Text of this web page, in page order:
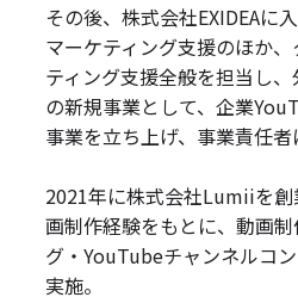
その後、株式会社EXIDEAに
マーケティング支援のほか
ティング支援全般を担当し
の新規事業として、企業
事業を立ち上げ、事業責任者
2021年に株式会社Lumiiを
画制作経験をもとに、動画
グ・YouTubeチャンネルコ
実施。